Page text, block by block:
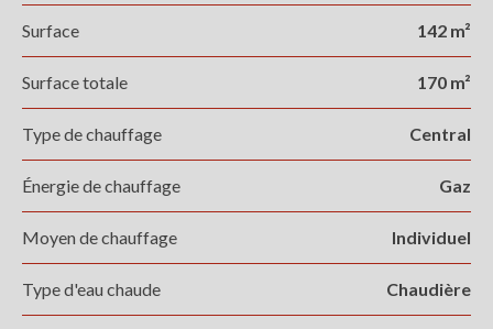
Surface 142 m²
Surface totale 170 m²
Type de chauffage Central
Énergie de chauffage Gaz
Moyen de chauffage Individuel
Type d'eau chaude Chaudière